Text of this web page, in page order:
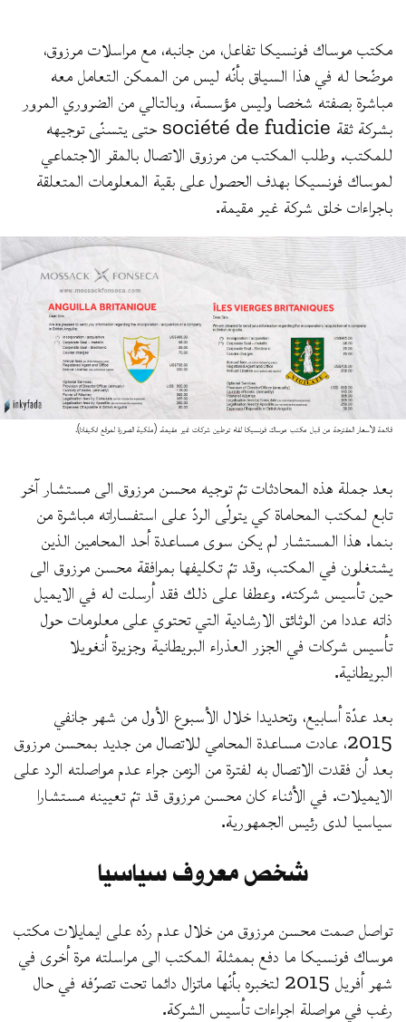
مكتب موساك فونسيكا تفاعل، من جانبه، مع مراسلات مرزوق،
موضّحا له في هذا السياق بأنّه ليس من الممكن التعامل معه
مباشرة بصفته شخصا وليس مؤسسة، وبالتالي من الضروري المرور
بشركة ثقة société de fudicie حتى يتسنّى توجيهه
للمكتب. وطلب المكتب من مرزوق الاتصال بالمقر الاجتماعي
لموساك فونسيكا بهدف الحصول على بقية المعلومات المتعلقة
باجراءات خلق شركة غير مقيمة.
قائمة الأسعار المقترحة من قبل مكتب موساك فونسيكا لقاء توطين شركات غير مقيمة. (ملكية الصورة لموقع انكيفادا).
بعد جملة هذه المحادثات تمّ توجيه محسن مرزوق الى مستشار آخر
تابع لمكتب المحاماة كي يتولّى الردّ على استفساراته مباشرة من
بنما. هذا المستشار لم يكن سوى مساعدة أحد المحامين الذين
يشتغلون في المكتب، وقد تمّ تكليفها بمرافقة محسن مرزوق الى
حين تأسيس شركته. وعطفا على ذلك فقد أرسلت له في الايميل
ذاته عددا من الوثائق الارشادية التي تحتوي على معلومات حول
تأسيس شركات في الجزر العذراء البريطانية وجزيرة أنغويلا
البريطانية.
بعد عدّة أسابيع، وتحديدا خلال الأسبوع الأول من شهر جانفي
2015، عادت مساعدة المحامي للاتصال من جديد بمحسن مرزوق
بعد أن فقدت الاتصال به لفترة من الزمن جراء عدم مواصلته الرد على
الايميلات. في الأثناء كان محسن مرزوق قد تمّ تعيينه مستشارا
سياسيا لدى رئيس الجمهورية.
شخص معروف سياسيا
تواصل صمت محسن مرزوق من خلال عدم ردّه على ايمايلات مكتب
موساك فونسيكا ما دفع بممثلة المكتب الى مراسلته مرة أخرى في
شهر أفريل 2015 لتخبره بأنّها ماتزال دائما تحت تصرّفه في حال
رغب في مواصلة اجراءات تأسيس الشركة.